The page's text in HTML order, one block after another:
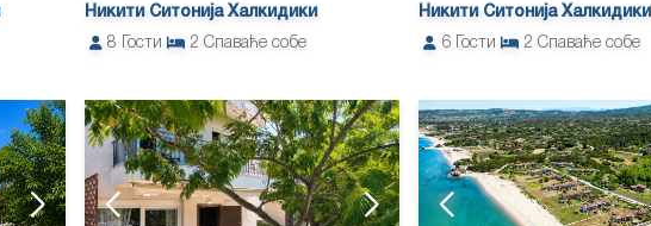
Никити Ситонија Халкидики
8
Гости 2 Спаваће собе
Никити Ситонија Халкидики
6
Гости 2 Спаваће собе